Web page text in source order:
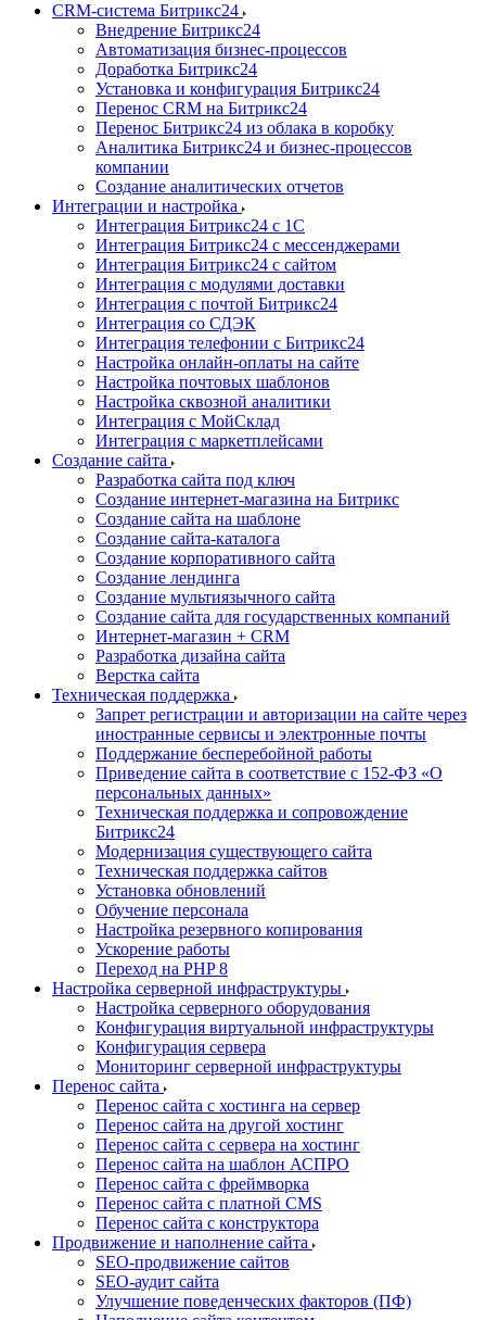
CRM-система Битрикс24
Внедрение Битрикс24
Автоматизация бизнес-процессов
Доработка Битрикс24
Установка и конфигурация Битрикс24
Перенос CRM на Битрикс24
Перенос Битрикс24 из облака в коробку
Аналитика Битрикс24 и бизнес-процессов
компании
Создание аналитических отчетов
Интеграции и настройка
Интеграция Битрикс24 с 1С
Интеграция Битрикс24 с мессенджерами
Интеграция Битрикс24 с сайтом
Интеграция с модулями доставки
Интеграция с почтой Битрикс24
Интеграция со СДЭК
Интеграция телефонии с Битрикс24
Настройка онлайн-оплаты на сайте
Настройка почтовых шаблонов
Настройка сквозной аналитики
Интеграция с МойСклад
Интеграция с маркетплейсами
Создание сайта
Разработка сайта под ключ
Создание интернет-магазина на Битрикс
Создание сайта на шаблоне
Создание сайта-каталога
Создание корпоративного сайта
Создание лендинга
Создание мультиязычного сайта
Создание сайта для государственных компаний
Интернет-магазин + CRM
Разработка дизайна сайта
Верстка сайта
Техническая поддержка
Запрет регистрации и авторизации на сайте через
иностранные сервисы и электронные почты
Поддержание бесперебойной работы
Приведение сайта в соответствие с 152-ФЗ «О
персональных данных»
Техническая поддержка и сопровождение
Битрикс24
Модернизация существующего сайта
Техническая поддержка сайтов
Установка обновлений
Обучение персонала
Настройка резервного копирования
Ускорение работы
Переход на PHP 8
Настройка серверной инфраструктуры
Настройка серверного оборудования
Конфигурация виртуальной инфраструктуры
Конфигурация сервера
Мониторинг серверной инфраструктуры
Перенос сайта
Перенос сайта с хостинга на сервер
Перенос сайта на другой хостинг
Перенос сайта с сервера на хостинг
Перенос сайта на шаблон АСПРО
Перенос сайта с фреймворка
Перенос сайта с платной CMS
Перенос сайта с конструктора
Продвижение и наполнение сайта
SEO-продвижение сайтов
SEO-аудит сайта
Улучшение поведенческих факторов (ПФ)